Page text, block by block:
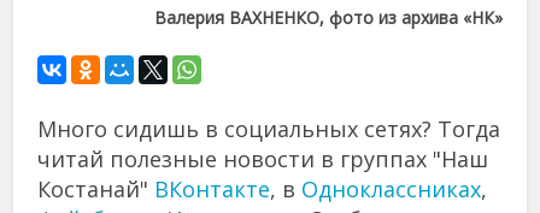
Валерия ВАХНЕНКО, фото из архива «НК»
Много сидишь в социальных сетях? Тогда
читай полезные новости в группах "Наш
Костанай" ВКонтакте, в Одноклассниках,